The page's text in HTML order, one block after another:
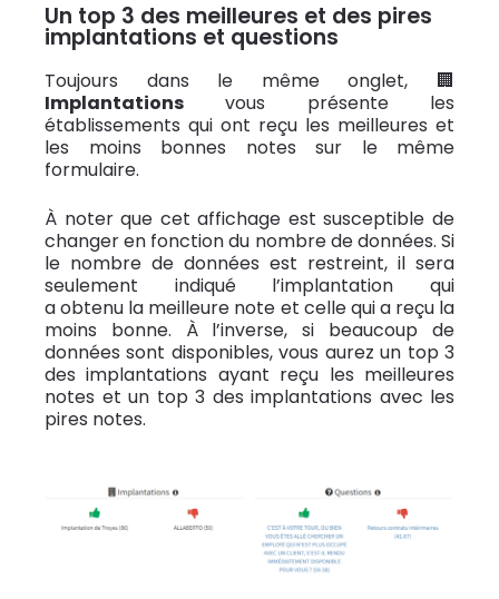
Un top 3 des meilleures et des pires
implantations et questions
Toujours dans le même onglet, 🏢
Implantations vous présente les
établissements qui ont reçu les meilleures et
les moins bonnes notes sur le même
formulaire.
À noter que cet affichage est susceptible de
changer en fonction du nombre de données. Si
le nombre de données est restreint, il sera
seulement indiqué l’implantation qui
a obtenu la meilleure note et celle qui a reçu la
moins bonne. À l’inverse, si beaucoup de
données sont disponibles, vous aurez un top 3
des implantations ayant reçu les meilleures
notes et un top 3 des implantations avec les
pires notes.